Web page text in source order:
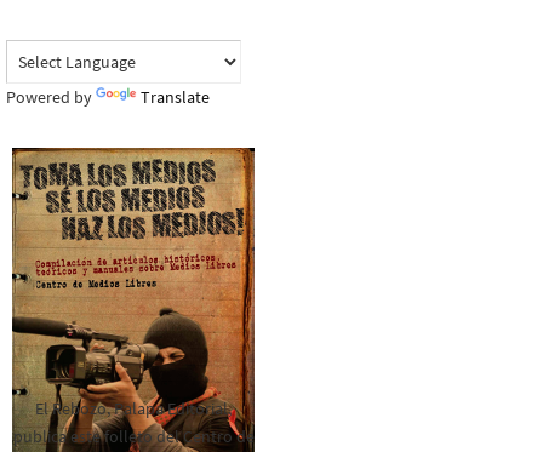
Powered by Translate
El Rebozo, Palapa Editorial,
publica este folleto del Centro de